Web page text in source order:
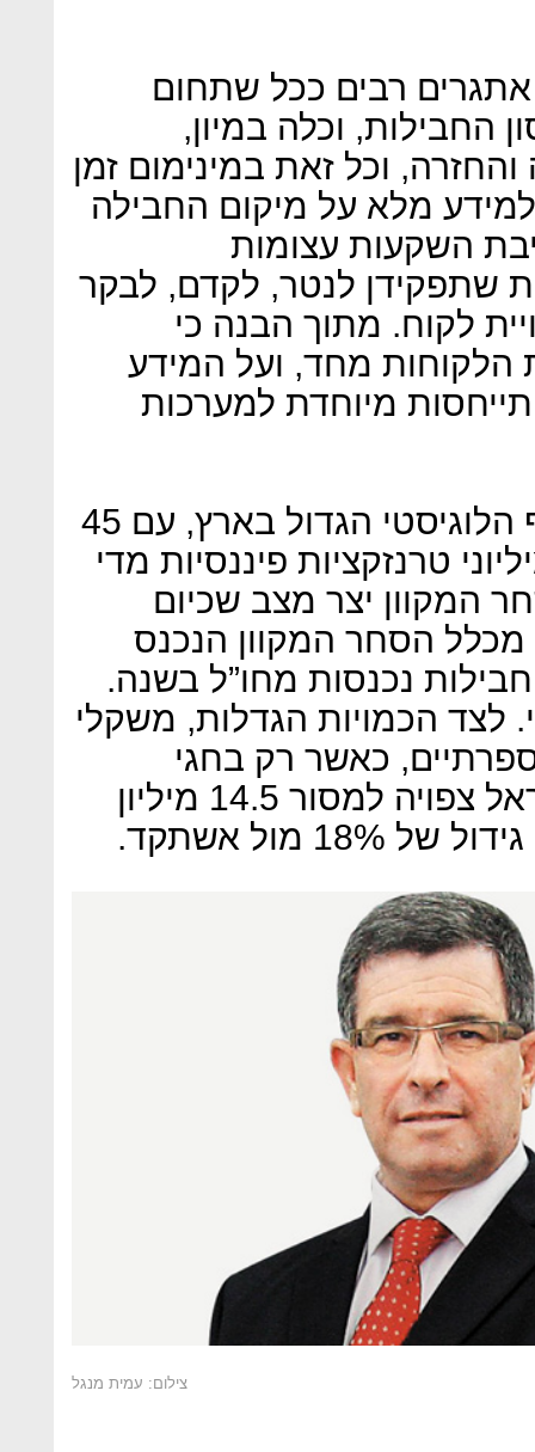
רבים ככל שתחום
החבילות, וכלה במיון,
וכל זאת במינימום זמן
למידע מלא על מיקום החבילה
השקעות עצומות
שתפקידן לנטר, לקדם, לבקר
לקוח. מתוך הבנה כי
הלקוחות מחד, ועל המידע
מיוחדת למערכות
דואר ישראל הוא למעשה הגוף הלוגיסטי הגדול בארץ, עם 45
טרנזקציות פיננסיות מדי
המקוון יצר מצב שכיום
חברת הדואר מטפלת ב־90% מכלל הסחר המקוון הנכנס
בכ־70 מיליון חבילות נכנסות מחו”ל בשנה.
לצד הכמויות הגדלות, משקלי
כאשר רק בחגי
הקניות השנה חברת דואר ישראל צפויה למסור 14.5 מיליון
צילום: עמית מנגל